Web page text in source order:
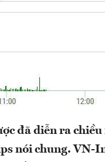
đã diễn ra
nói chung. VN-